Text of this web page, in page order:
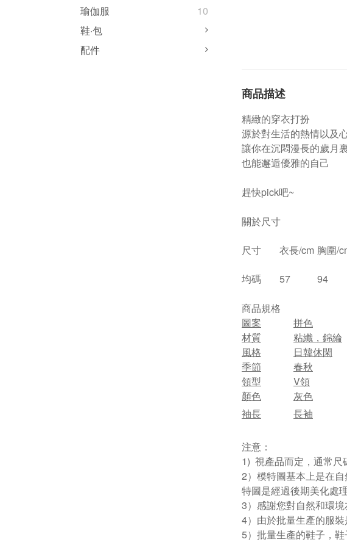
瑜伽服
10
鞋·包
配件
商品描述
精緻的穿衣打扮
源於對生活的熱情以及
讓你在沉悶漫長的歲月
也能邂逅優雅的自己
趕快pick吧~
關於尺寸
尺寸 衣長/cm 胸圍/
均碼 57 94
商品規格
圖案
拼色
材質
粘纖，錦綸
風格
日韓休閑
季節
春秋
領型
V領
顏色
灰色
袖長
長袖
注意：
1) 視產品而定，通常尺
2）模特圖基本上是在
特圖是經過後期美化處
3）感謝您對自然和環境
4）由於批量生產的服
5）批量生產的鞋子，